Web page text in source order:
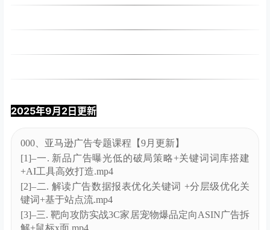
[20]–二十一、公司团队规章制度、运营及开发岗位职
[21]–二十二、AI 核心运营层 —— 智能内容生成 .mp4
[2]–二、打造优质LISTING-运营的灵魂（下）.mp4
[3]–三、亚马逊广告基础知识详解（上）.mp4
[5]–五、亚马逊A9算法&新算法Cosmo全解析.mp4
[6]–六、选品的四大途径（1）.mp4
[7]–七、亚马逊广告策略选择【2025.11.26】.mp4
[8]–八、产品不同时期广告架构 & 广告预算的科学分
配【2025.11.27】 .mp4
[9]–九、标品&非标品广告架构【2025.12.03】 .mp4